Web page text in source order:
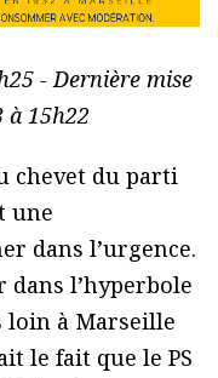
- Dernière mise
à 15h22
chevet du parti
une
dans l’urgence.
dans l’hyperbole
loin à Marseille
le fait que le PS